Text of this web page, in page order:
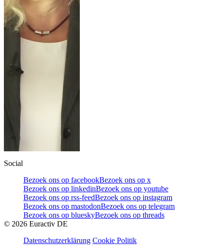
Social
Bezoek ons op facebookBezoek ons op x
Bezoek ons op linkedinBezoek ons op youtube
Bezoek ons op rss-feedBezoek ons op instagram
Bezoek ons op mastodonBezoek ons op telegram
Bezoek ons op blueskyBezoek ons op threads
© 2026 Euractiv DE
Datenschutzerklärung Cookie Politik